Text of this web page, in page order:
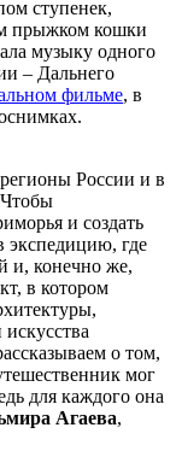
ступенек,
прыжком кошки
музыку одного
– Дальнего
фильме, в
России и в
Чтобы
и создать
экспедицию, где
и, конечно же,
в котором
о том,
мог
для каждого она
Агаева,